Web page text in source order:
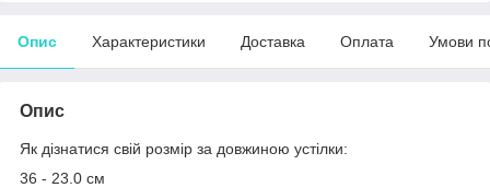
Опис Характеристики Доставка Оплата Умови
Опис
Як дізнатися свій розмір за довжиною устілки:
36 - 23.0 см